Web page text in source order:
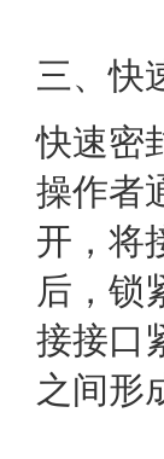
三、快
快速密
操作者
开，将
后，锁
接接口
之间形